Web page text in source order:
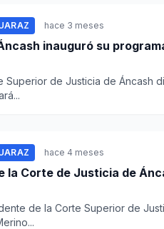
hace 3 meses
inauguró su
Superior de Justicia de Áncash
hace 4 meses
la Corte de Justicia de
de la Corte Superior de